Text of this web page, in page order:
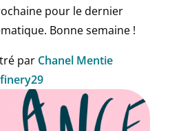
pour le dernier
Bonne semaine !
par Chanel Mentie